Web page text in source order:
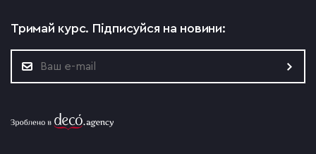
Тримай курс. Підписуйся на новини: